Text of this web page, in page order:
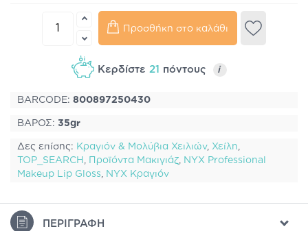
Προσθήκη στο καλάθι
Κερδίστε 21 πόντους i
BARCODE: 800897250430
ΒΑΡΟΣ: 35gr
Δες επίσης: Κραγιόν & Μολύβια Χειλιών, Χείλη
TOP_SEARCH
Προϊόντα Μακιγιάζ
NYX Professional
Makeup Lip Gloss
NYX Κραγιόν
ΠΕΡΙΓΡΑΦΉ